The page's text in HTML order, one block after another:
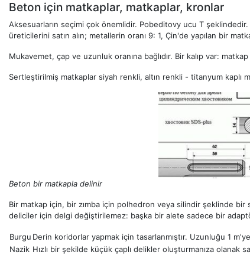
Beton için matkaplar, matkaplar, kronlar
Aksesuarların seçimi çok önemlidir. Pobeditovy ucu T
üreticilerini satın alın; metallerin oranı 9: 1, Çin'de yapılan bir
Mukavemet, çap ve uzunluk oranına bağlıdır. Bir kalıp var:
Sertleştirilmiş matkaplar siyah renkli, altın renkli - titanyum kaplı
Beton bir matkapla delinir
Bir matkap için, bir zımba için polhedron veya silindir şeklinde bir
deliciler için delgi değiştirilemez: başka bir alete sadece bir
Burgu Derin koridorlar yapmak için tasarlanmıştır. Uzunluğu 1
Nazik Hızlı bir şekilde küçük çaplı delikler oluşturmanıza olanak